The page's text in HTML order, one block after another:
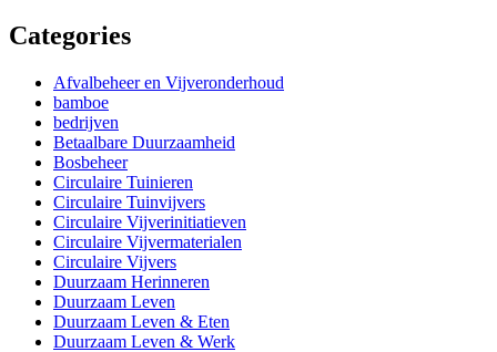
Categories
Afvalbeheer en Vijveronderhoud
bamboe
bedrijven
Betaalbare Duurzaamheid
Bosbeheer
Circulaire Tuinieren
Circulaire Tuinvijvers
Circulaire Vijverinitiatieven
Circulaire Vijvermaterialen
Circulaire Vijvers
Duurzaam Herinneren
Duurzaam Leven
Duurzaam Leven & Eten
Duurzaam Leven & Werk